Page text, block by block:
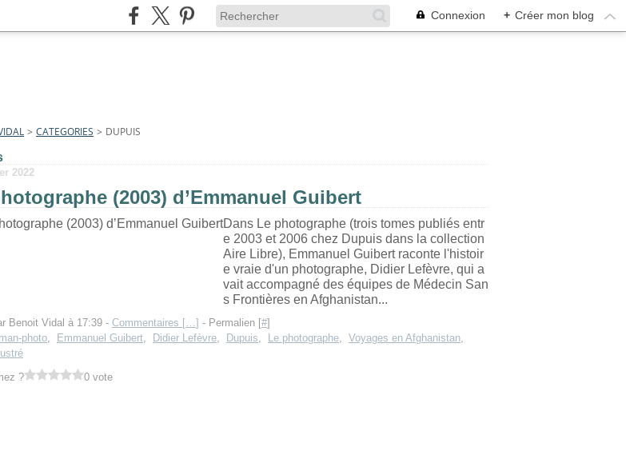
Connexion + Créer mon blog
> CATEGORIES > DUPUIS
2022
(2003) d’Emmanuel Guibert
Dans Le photographe (trois tomes publiés entr
e 2003 et 2006 chez Dupuis dans la collection
Aire Libre), Emmanuel Guibert raconte l'histoir
e vraie d'un photographe, Didier Lefèvre, qui a
vait accompagné des équipes de Médecin San
s Frontières en Afghanistan...
Benoit Vidal à 17:39 - Commentaires […] - Permalien [#]
photo, Emmanuel Guibert, Didier Lefèvre, Dupuis, Le photographe, Voyages en Afghanistan,
?
0 vote